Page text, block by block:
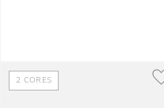
2 CORES